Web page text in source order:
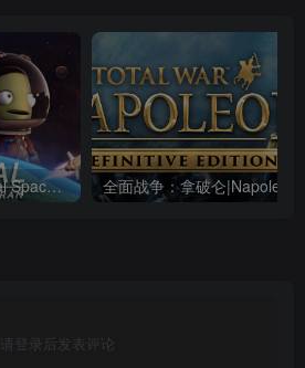
坎巴拉太空计划|Kerbal Space Program|1.12.5.3190|整合全DLC
请登录后发表评论